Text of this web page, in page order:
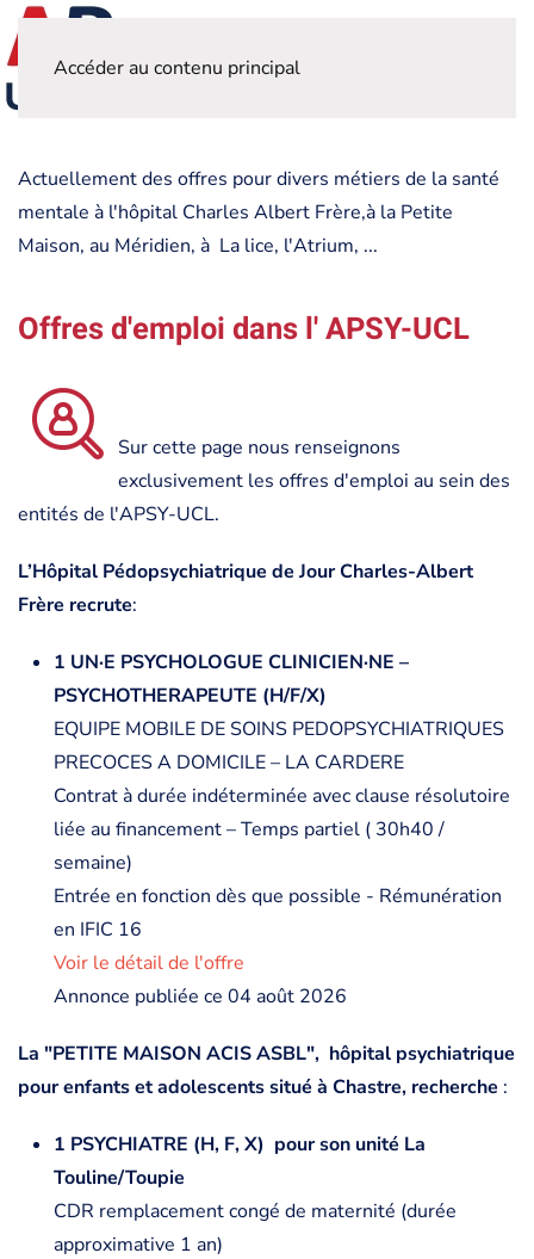
Accéder au contenu principal
Actuellement des offres pour divers métiers de la santé
mentale à l'hôpital Charles Albert Frère,à la Petite
Maison, au Méridien, à La lice, l'Atrium, ...
Offres d'emploi dans l' APSY-UCL
Sur cette page nous renseignons
exclusivement les offres d'emploi au sein des
entités de l'APSY-UCL.
L’Hôpital Pédopsychiatrique de Jour Charles-Albert
Frère recrute:
1 UN·E PSYCHOLOGUE CLINICIEN·NE –
PSYCHOTHERAPEUTE (H/F/X)
EQUIPE MOBILE DE SOINS PEDOPSYCHIATRIQUES
PRECOCES A DOMICILE – LA CARDERE
Contrat à durée indéterminée avec clause résolutoire
liée au financement – Temps partiel ( 30h40 /
semaine)
Entrée en fonction dès que possible - Rémunération
en IFIC 16
Voir le détail de l'offre
Annonce publiée ce 04 août 2026
La "PETITE MAISON ACIS ASBL", hôpital psychiatrique
pour enfants et adolescents situé à Chastre, recherche :
1 PSYCHIATRE (H, F, X) pour son unité La
Touline/Toupie
CDR remplacement congé de maternité (durée
approximative 1 an)